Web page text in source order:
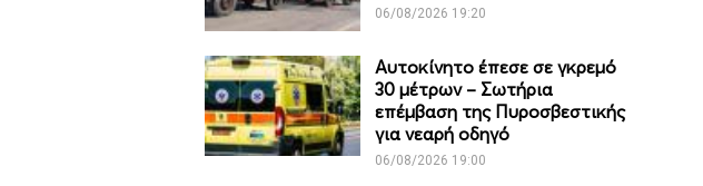
06/08/2026 19:20
Αυτοκίνητο έπεσε σε γκρεμό
30 μέτρων – Σωτήρια
επέμβαση της Πυροσβεστικής
για νεαρή οδηγό
06/08/2026 19:00